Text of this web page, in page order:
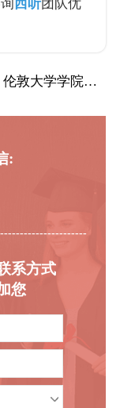
西听团队优
敦大学学院UCL管理学数学辅导补习补课…
:
系方式
您